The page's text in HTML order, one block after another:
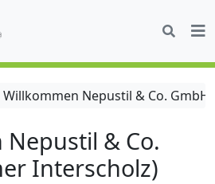
Willkommen Nepustil & Co.
& Co.
Interscholz)